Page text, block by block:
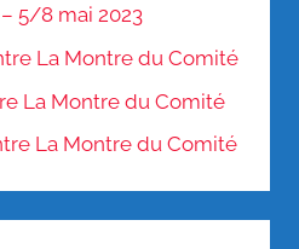
5/8 mai 2023
La Montre du Comité
La Montre du Comité
La Montre du Comité